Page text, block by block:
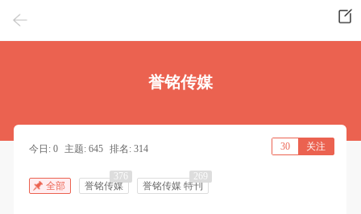
誉铭传媒
今日: 0 主题: 645 排名: 314 30 关注
全部 誉铭传媒
376
誉铭传媒 特刊
269